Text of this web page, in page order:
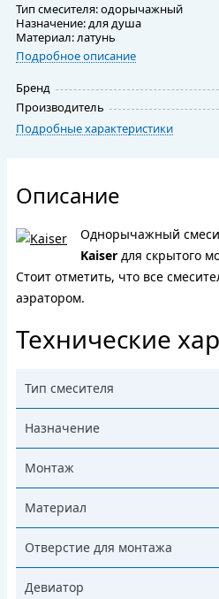
Тип смесителя: одорычажный
Назначение: для душа
Материал: латунь
Подробное описание
Бренд
Производитель
Подробные характеристики
Описание
Однорычажный
Kaiser для скрытого
Cтоит отметить, что все
аэратором.
Технические
Тип смесителя
Назначение
Монтаж
Материал
Отверстие для монтажа
Девиатор